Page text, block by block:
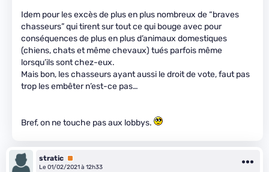
Idem pour les excès de plus en plus nombreux de “braves
chasseurs” qui tirent sur tout ce qui bouge avec pour
conséquences de plus en plus d’animaux domestiques
(chiens, chats et même chevaux) tués parfois même
lorsqu’ils sont chez-eux.
Mais bon, les chasseurs ayant aussi le droit de vote, faut pas
trop les embêter n’est-ce pas…
Bref, on ne touche pas aux lobbys.
stratic Premium
Le 01/02/2021 à 12h33